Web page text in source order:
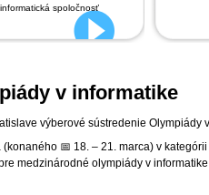
v informatike
výberové sústredenie Olympiády
📅 18. – 21. marca) v
medzinárodné olympiády v
spoločnosť